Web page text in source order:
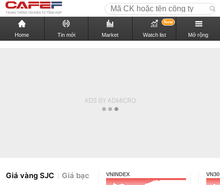
Home Tin mới Market Watch list
New
Mở rộng
Giá vàng SJC Giá bạc VNINDEX VN30